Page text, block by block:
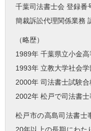
千葉司法書士会 登録番
簡裁訴訟代理関係業務
（略歴）
1989年 千葉県立小金
1993年 立教大学社会
2000年 司法書士試験合
2002年 松戸で司法書
松戸市の高島司法書士
20年以上の長期にわた